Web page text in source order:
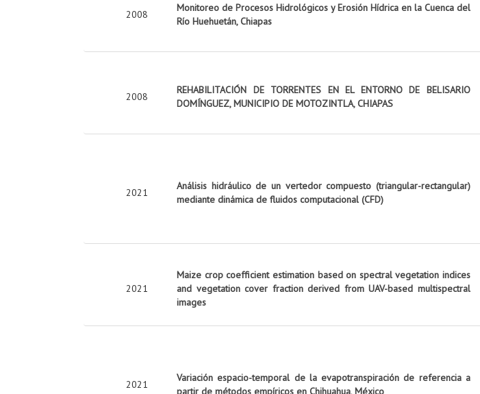
2008
Monitoreo de Procesos Hidrológicos y Erosión Hídrica en la Cuenca del
Río Huehuetán, Chiapas
2008
REHABILITACIÓN DE TORRENTES EN EL ENTORNO DE BELISARIO
DOMÍNGUEZ, MUNICIPIO DE MOTOZINTLA, CHIAPAS
2021
Análisis hidráulico de un vertedor compuesto (triangular-rectangular)
mediante dinámica de fluidos computacional (CFD)
2021
Maize crop coefficient estimation based on spectral vegetation indices
and vegetation cover fraction derived from UAV-based multispectral
images
2021
Variación espacio-temporal de la evapotranspiración de referencia a
partir de métodos empíricos en Chihuahua, México